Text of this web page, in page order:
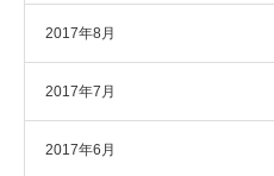
2017年8月
2017年7月
2017年6月